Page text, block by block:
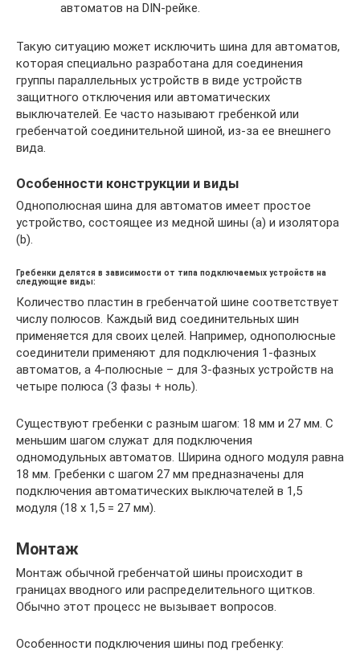
автоматов на DIN-рейке.
Такую ситуацию может исключить шина для автоматов,
которая специально разработана для соединения
группы параллельных устройств в виде устройств
защитного отключения или автоматических
выключателей. Ее часто называют гребенкой или
гребенчатой соединительной шиной, из-за ее внешнего
вида.
Особенности конструкции и виды
Однополюсная шина для автоматов имеет простое
устройство, состоящее из медной шины (а) и изолятора
(b).
Гребенки делятся в зависимости от типа подключаемых устройств на
следующие виды:
Количество пластин в гребенчатой шине соответствует
числу полюсов. Каждый вид соединительных шин
применяется для своих целей. Например, однополюсные
соединители применяют для подключения 1-фазных
автоматов, а 4-полюсные – для 3-фазных устройств на
четыре полюса (3 фазы + ноль).
Существуют гребенки с разным шагом: 18 мм и 27 мм. С
меньшим шагом служат для подключения
одномодульных автоматов. Ширина одного модуля равна
18 мм. Гребенки с шагом 27 мм предназначены для
подключения автоматических выключателей в 1,5
модуля (18 х 1,5 = 27 мм).
Монтаж
Монтаж обычной гребенчатой шины происходит в
границах вводного или распределительного щитков.
Обычно этот процесс не вызывает вопросов.
Особенности подключения шины под гребенку: